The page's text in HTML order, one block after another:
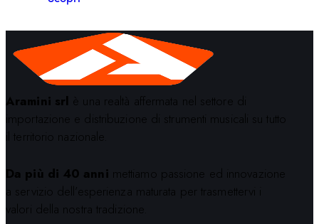
Aramini srl è una realtà affermata nel settore di
importazione e distribuzione di strumenti musicali su tutto
il territorio nazionale.
Da più di 40 anni mettiamo passione ed innovazione
a servizio dell’esperienza maturata per trasmettervi i
valori della nostra tradizione.